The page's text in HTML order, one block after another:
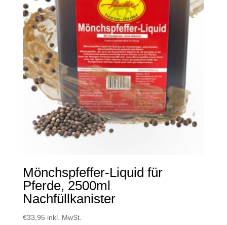
Mönchspfeffer-Liquid für
Pferde, 2500ml
Nachfüllkanister
€33,95 inkl. MwSt.